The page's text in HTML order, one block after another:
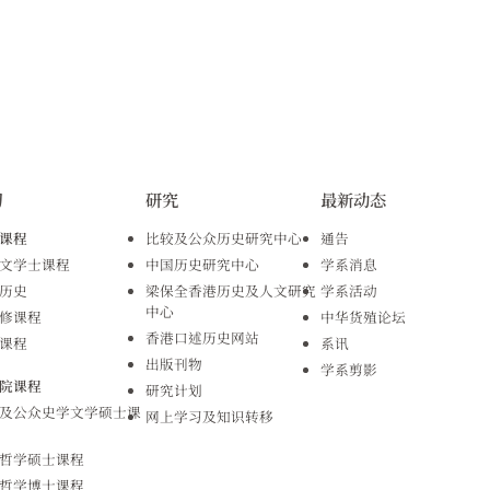
程
学士课程
史
课程
程
课程
公众史学文学硕士课
学硕士课程
学博士课程
研究
比较及公众历史研究中心
中国历史研究中心
梁保全香港历史及人文研究
中心
香港口述历史网站
出版刊物
研究计划
网上学习及知识转移
最新动态
通告
学系消息
学系活动
中华货殖论坛
系讯
学系剪影